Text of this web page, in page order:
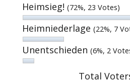
Heimsieg!(72%, 23 Votes)
Heimniederlage(22%, 7
Unentschieden(6%, 2
Total